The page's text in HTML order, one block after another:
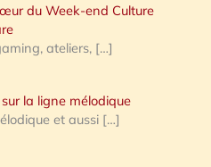
du Week-end Culture
ateliers, […]
la ligne mélodique
et aussi […]